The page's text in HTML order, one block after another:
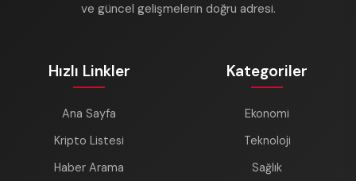
ve güncel gelişmelerin doğru adresi.
Hızlı Linkler
Ana Sayfa
Kripto Listesi
Haber Arama
Kategoriler
Ekonomi
Teknoloji
Sağlık